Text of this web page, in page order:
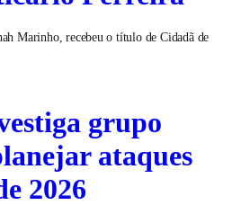
Marinho, recebeu o título de Cidadã de
grupo
ataques
2026